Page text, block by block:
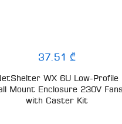
37.51 ₾
WX 6U Low-Profile
Mount Enclosure 230V
with Caster Kit